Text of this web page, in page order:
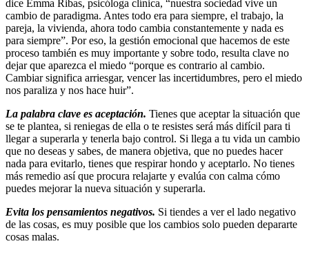
dice Emma Ribas, psicóloga clínica, “nuestra sociedad vive un
cambio de paradigma. Antes todo era para siempre, el trabajo, la
pareja, la vivienda, ahora todo cambia constantemente y nada es
para siempre”. Por eso, la gestión emocional que hacemos de este
proceso también es muy importante y sobre todo, resulta clave no
dejar que aparezca el miedo “porque es contrario al cambio.
Cambiar significa arriesgar, vencer las incertidumbres, pero el miedo
nos paraliza y nos hace huir”.
La palabra clave es aceptación. Tienes que aceptar la situación que
se te plantea, si reniegas de ella o te resistes será más difícil para ti
llegar a superarla y tenerla bajo control. Si llega a tu vida un cambio
que no deseas y sabes, de manera objetiva, que no puedes hacer
nada para evitarlo, tienes que respirar hondo y aceptarlo. No tienes
más remedio así que procura relajarte y evalúa con calma cómo
puedes mejorar la nueva situación y superarla.
Evita los pensamientos negativos. Si tiendes a ver el lado negativo
de las cosas, es muy posible que los cambios solo pueden depararte
cosas malas.